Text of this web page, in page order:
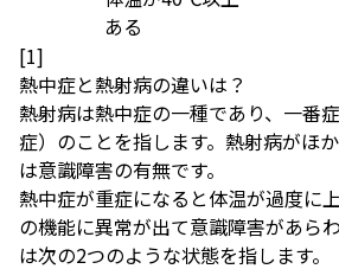
ある
[1]
熱中症と熱射病の違いは？
熱射病は熱中症の一種であり、一番
症）のことを指します。熱射病がほ
は意識障害の有無です。
熱中症が重症になると体温が過度に
の機能に異常が出て意識障害があら
は次の2つのような状態を指します。